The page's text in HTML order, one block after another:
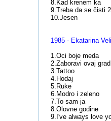
8.Kad krenem ka
9.Treba da se čisti
10.Jesen
1985 - Ekatarina
1.Oci boje meda
2.Zaboravi ovaj grad
3.Tattoo
4.Hodaj
5.Ruke
6.Modro i zeleno
7.To sam ja
8.Olovne godine
9.I've always love